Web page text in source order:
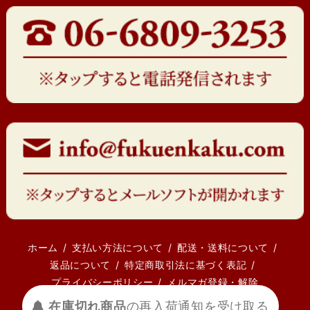
ホーム 支払い方法について
配送・送料について
返品について
特定商取引法に基づく表記
プライバシーポリシー
メルマガ登録・解除
在庫切れ商品の再入荷通知を